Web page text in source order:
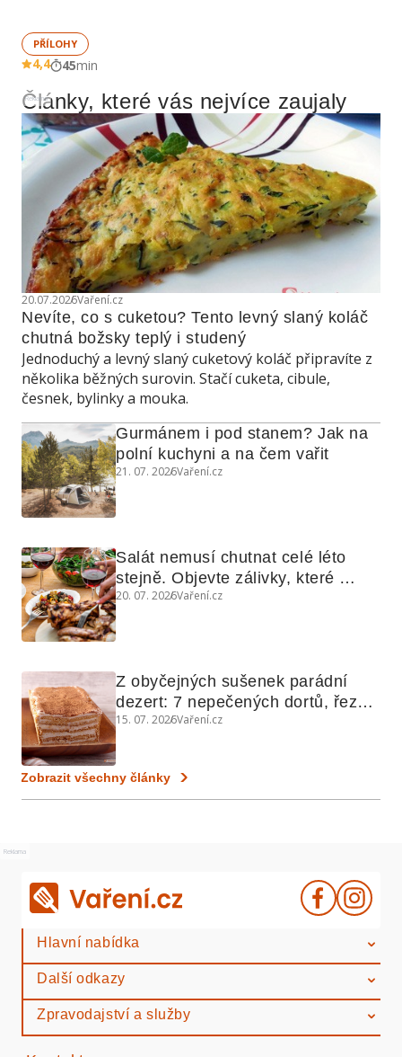
PŘÍLOHY
4,4 45min
Reklama
Články, které vás nejvíce zaujaly
20.07.2026Vaření.cz
Nevíte, co s cuketou? Tento levný slaný koláč
chutná božsky teplý i studený
Jednoduchý a levný slaný cuketový koláč připravíte z
několika běžných surovin. Stačí cuketa, cibule,
česnek, bylinky a mouka.
Gurmánem i pod stanem? Jak na
polní kuchyni a na čem vařit
21. 07. 2026Vaření.cz
Salát nemusí chutnat celé léto
stejně. Objevte zálivky, které
využijete i na maso, nudle nebo
20. 07. 2026Vaření.cz
Z obyčejných sušenek parádní
dezert: 7 nepečených dortů, řezů
a koláčů
15. 07. 2026Vaření.cz
Zobrazit všechny články
Reklama
Hlavní nabídka
Další odkazy
Zpravodajství a služby